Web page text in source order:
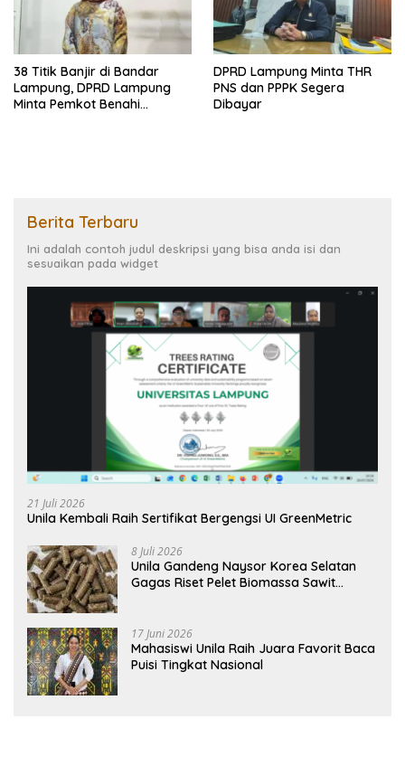
38 Titik Banjir di Bandar
Lampung, DPRD Lampung
Minta Pemkot Benahi
DPRD Lampung Minta THR
PNS dan PPPK Segera
Dibayar
Berita Terbaru
Ini adalah contoh judul deskripsi yang bisa anda isi dan
sesuaikan pada widget
21 Juli 2026
Unila Kembali Raih Sertifikat Bergengsi UI GreenMetric
8 Juli 2026
Unila Gandeng Naysor Korea Selatan
Gagas Riset Pelet Biomassa Sawit
17 Juni 2026
Mahasiswi Unila Raih Juara Favorit Baca
Puisi Tingkat Nasional